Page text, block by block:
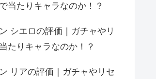
当たりキャラなのか！？
シエロの評価｜ガチャやリ
たりキャラなのか！？
リアの評価｜ガチャやリセ